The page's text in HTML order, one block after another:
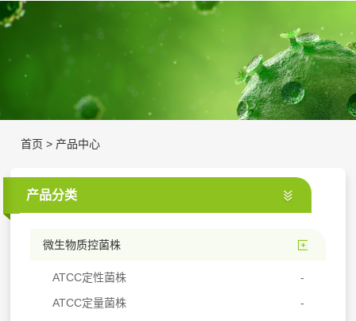
首页 > 产品中心
产品分类
微生物质控菌株
ATCC定性菌株
ATCC定量菌株